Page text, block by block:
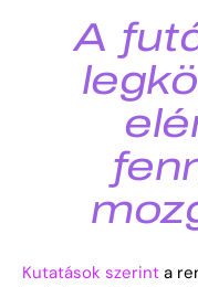
A
Kutatások szerint a